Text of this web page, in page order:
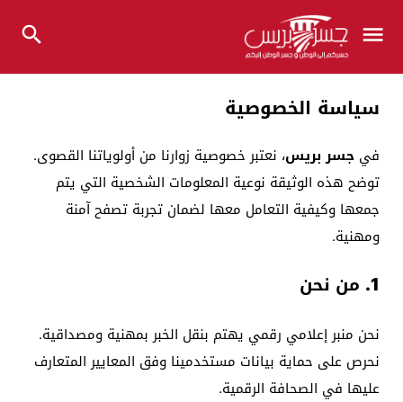
سياسة الخصوصية
فيجسر بريس، نعتبر خصوصية زوارنا من أولوياتنا القصوى.
توضح هذه الوثيقة نوعية المعلومات الشخصية التي يتم
جمعها وكيفية التعامل معها لضمان تجربة تصفح آمنة
ومهنية.
1. من نحن
نحن منبر إعلامي رقمي يهتم بنقل الخبر بمهنية ومصداقية.
نحرص على حماية بيانات مستخدمينا وفق المعايير المتعارف
عليها في الصحافة الرقمية.